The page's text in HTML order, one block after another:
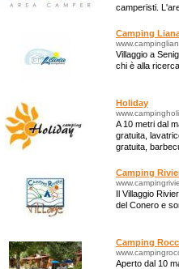
camperisti.
Camping
Villaggio a
chi è alla
Holiday
A 10 metri dal
gratuita,
gratuita,
Camping
Il Villaggio
del Conero e
Camping
Aperto dal 10